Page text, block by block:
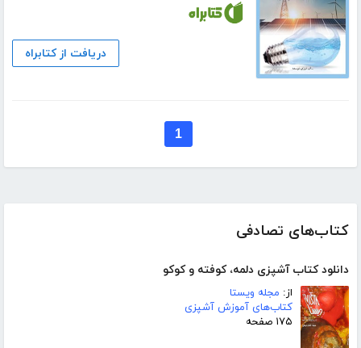
کتاب‌های تصادفی
دانلود کتاب آشپزی دلمه، کوفته و کوکو
از: مجله ویستا
کتاب‌های آموزش آشپزی
۱۷۵ صفحه
دریافت از کتابراه
1